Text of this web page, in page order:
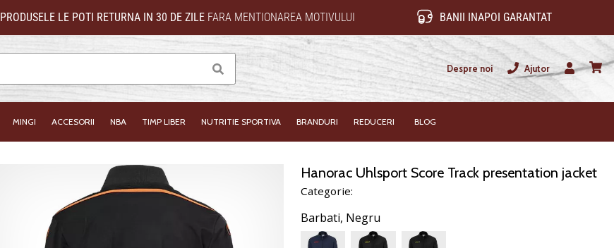
PRODUSELE LE POTI RETURNA IN 30 DE ZILEFARA MENTIONAREA MOTIVULUI BANII INAPOI GARANTAT
Cauta Despre noi
Ajutor
Utilizator
MINGI ACCESORII NBA TIMP LIBER NUTRITIE SPORTIVA BRANDURI REDUCERI BLOG
Hanorac Uhlsport Score Track presentation jacket
Categorie:
Barbati, Negru